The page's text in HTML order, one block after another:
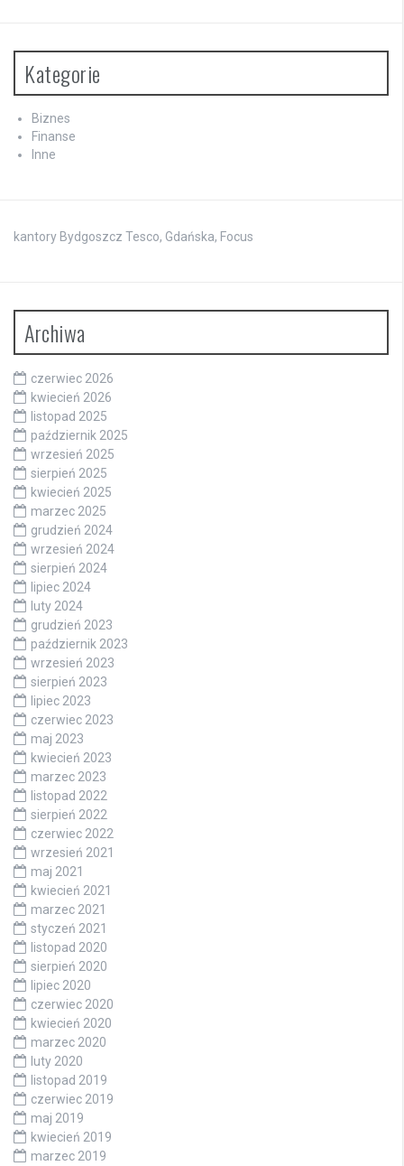
Kategorie
Biznes
Finanse
Inne
kantory Bydgoszcz Tesco, Gdańska, Focus
Archiwa
czerwiec 2026
kwiecień 2026
listopad 2025
październik 2025
wrzesień 2025
sierpień 2025
kwiecień 2025
marzec 2025
grudzień 2024
wrzesień 2024
sierpień 2024
lipiec 2024
luty 2024
grudzień 2023
październik 2023
wrzesień 2023
sierpień 2023
lipiec 2023
czerwiec 2023
maj 2023
kwiecień 2023
marzec 2023
listopad 2022
sierpień 2022
czerwiec 2022
wrzesień 2021
maj 2021
kwiecień 2021
marzec 2021
styczeń 2021
listopad 2020
sierpień 2020
lipiec 2020
czerwiec 2020
kwiecień 2020
marzec 2020
luty 2020
listopad 2019
czerwiec 2019
maj 2019
kwiecień 2019
marzec 2019